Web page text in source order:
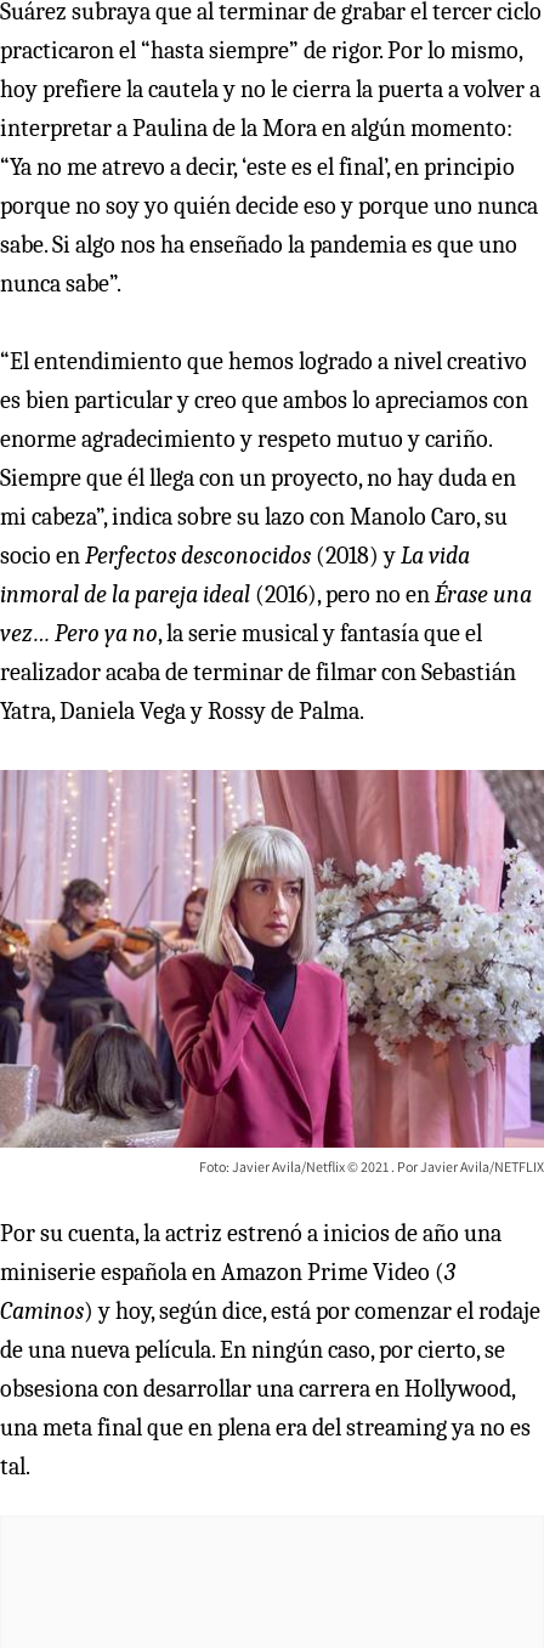
Suárez subraya que al terminar de grabar el tercer ciclo
practicaron el “hasta siempre” de rigor. Por lo mismo,
hoy prefiere la cautela y no le cierra la puerta a volver a
interpretar a Paulina de la Mora en algún momento:
“Ya no me atrevo a decir, ‘este es el final’, en principio
porque no soy yo quién decide eso y porque uno nunca
sabe. Si algo nos ha enseñado la pandemia es que uno
nunca sabe”.
“El entendimiento que hemos logrado a nivel creativo
es bien particular y creo que ambos lo apreciamos con
enorme agradecimiento y respeto mutuo y cariño.
Siempre que él llega con un proyecto, no hay duda en
mi cabeza”, indica sobre su lazo con Manolo Caro, su
socio enPerfectos desconocidos (2018) yLa vida
inmoral de la pareja ideal (2016), pero no enÉrase una
vez… Pero ya no, la serie musical y fantasía que el
realizador acaba de terminar de filmar con Sebastián
Yatra, Daniela Vega y Rossy de Palma.
Foto: Javier Avila/Netflix ©️ 2021 Javier Avila/NETFLIX
Por su cuenta, la actriz estrenó a inicios de año una
miniserie española en Amazon Prime Video (3
Caminos) y hoy, según dice, está por comenzar el rodaje
de una nueva película. En ningún caso, por cierto, se
obsesiona con desarrollar una carrera en Hollywood,
una meta final que en plena era del streaming ya no es
tal.